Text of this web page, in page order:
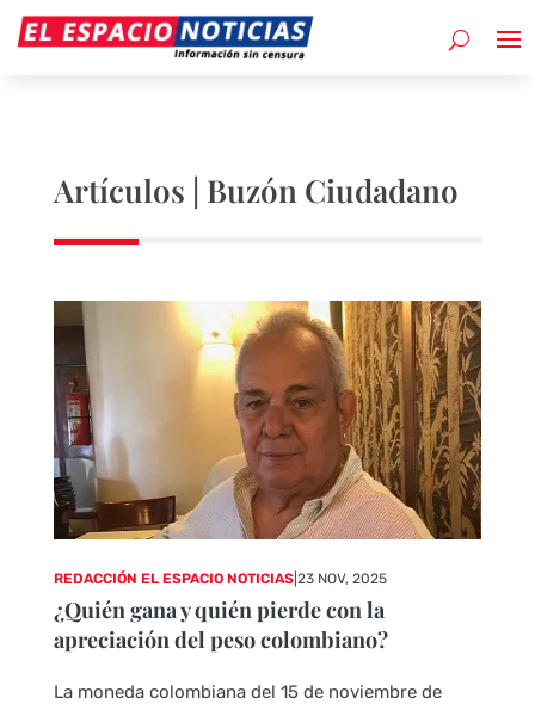
Artículos | Buzón Ciudadano
REDACCIÓN EL ESPACIO NOTICIAS| 23 NOV, 2025
¿Quién gana y quién pierde con la
apreciación del peso colombiano?
La moneda colombiana del 15 de noviembre de